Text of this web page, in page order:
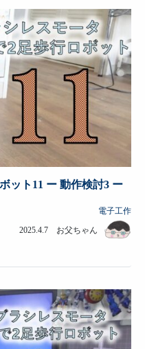
ット11 ー 動作検討3 ー
電子工作
2025.4.7 お父ちゃん